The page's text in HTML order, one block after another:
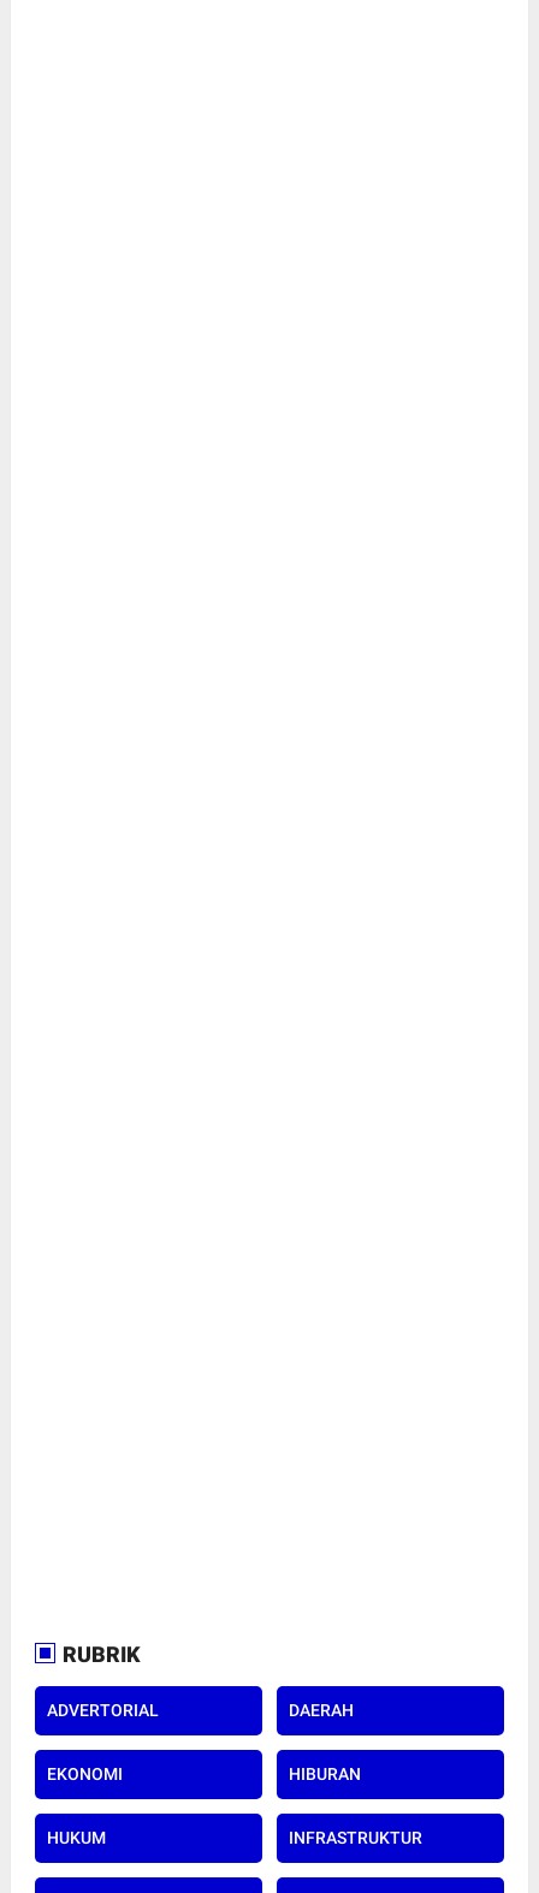
RUBRIK
ADVERTORIAL DAERAH
EKONOMI HIBURAN
HUKUM INFRASTRUKTUR